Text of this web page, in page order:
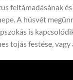
feltámadásának
A húsvét
is
tojás festése, vagy